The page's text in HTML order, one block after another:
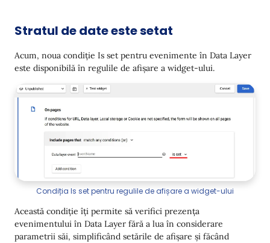
Stratul de date este setat
Acum, noua condiție Is set pentru evenimente în Data Layer
este disponibilă în regulile de afișare a widget-ului.
Condiția Is set pentru regulile de afișare a widget-ului
Această condiție îți permite să verifici prezența
evenimentului în Data Layer fără a lua în considerare
parametrii săi, simplificând setările de afișare și făcând